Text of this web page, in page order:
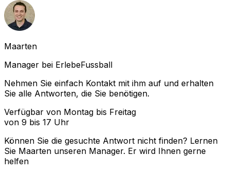
Maarten
Manager bei ErlebeFussball
Nehmen Sie einfach Kontakt mit ihm auf und erhalten
Sie alle Antworten, die Sie benötigen.
Verfügbar von Montag bis Freitag
von 9 bis 17 Uhr
Können Sie die gesuchte Antwort nicht finden? Lernen
Sie Maarten unseren Manager. Er wird Ihnen gerne
helfen